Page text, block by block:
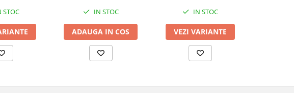
STOC IN STOC
ADAUGA IN COS
IN STOC
VEZI VARIANTE